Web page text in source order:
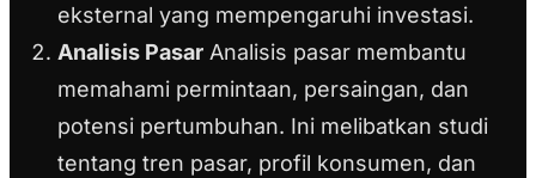
eksternal yang mempengaruhi investasi.
Analisis Pasar Analisis pasar membantu
memahami permintaan, persaingan, dan
potensi pertumbuhan. Ini melibatkan studi
tentang tren pasar, profil konsumen, dan